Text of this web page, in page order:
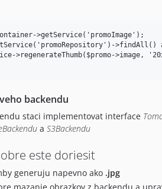
>getService('promoImage');
>findAll()
backendu
staci implementovat interface
a S3Backendu
este doriesit
generuju napevno ako .jpg
mazanie obrazkov z backendu a